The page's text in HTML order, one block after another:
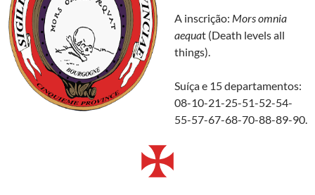
A inscrição: Mors omnia
aequat (Death levels all
things).
Suíça e 15 departamentos:
08-10-21-25-51-52-54-
55-57-67-68-70-88-89-90.